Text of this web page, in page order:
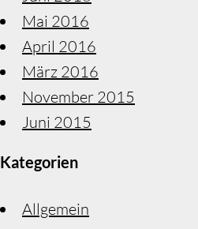
Mai 2016
April 2016
März 2016
November 2015
Juni 2015
Kategorien
Allgemein